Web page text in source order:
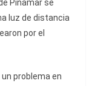
Pinamar se
luz de distancia
por el
problema en